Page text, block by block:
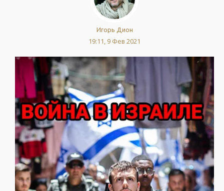
Игорь Дион
19:11, 9 Фев 2021